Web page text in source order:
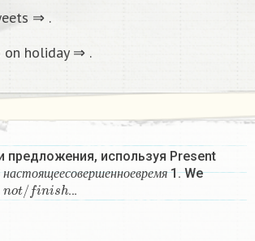
⇒ .
on holiday ⇒ .
предложения, используя Present
н а с т оя щ е е с о в е р ш е н н о е в р емя
а т о в ое р ем
1. We
t /fn s …